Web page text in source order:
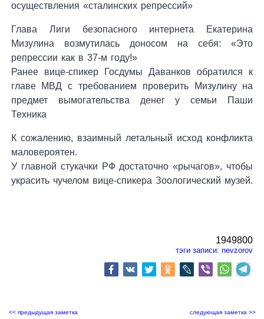
осуществления «сталинских репрессий»
Глава Лиги безопасного интернета Екатерина
Мизулина возмутилась доносом на себя: «Это
репрессии как в 37-м году!»
Ранее вице-спикер Госдумы Даванков обратился к
главе МВД с требованием проверить Мизулину на
предмет вымогательства денег у семьи Паши
Техника
К сожалению, взаимный летальный исход конфликта
маловероятен.
У главной стукачки РФ достаточно «рычагов», чтобы
украсить чучелом вице-спикера Зоологический музей.
1949800
тэги записи: nevzorov
<< предыдущая заметка следующая заметка >>